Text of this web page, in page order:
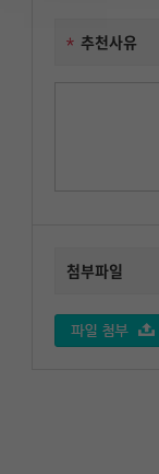
추천사유
첨부파일